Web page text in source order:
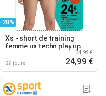
-28%
Xs - short de training
femme ua techn play up
29 jours
34,99 €
24,99 €